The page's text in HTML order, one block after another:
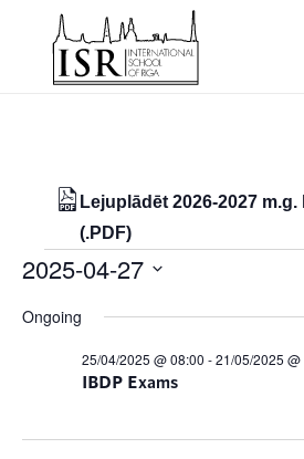
Lejuplādēt 2026-2027
(.PDF)
Notikumi
for
27/04/2025
2025-04-27
date.
Ongoing
IBDP Exams
25/04/2025 @ 08:00 -21/05/2025 @